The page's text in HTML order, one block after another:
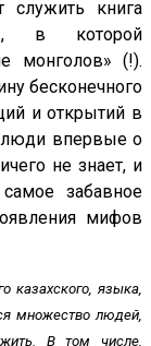
книга
в которой
монголов» (!).
бесконечного
и открытий в
люди впервые о
не знает, и
забавное
мифов
казахского, языка,
множество людей,
В том числе,